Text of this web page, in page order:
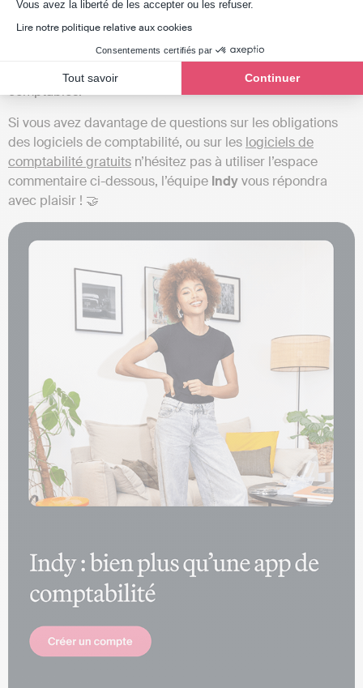
Vous avez la liberté de les accepter ou les refuser.
Lire notre politique relative aux cookies
Consentements certifiés par
Tout savoir Continuer
années fiscales, et remonter jusqu’à 10 ans si des
anomalies sont détectées. Utiliser un logiciel va vous
permettre facilement et durablement de conserver de
façon dématérialisée tous vos documents et déclarations
comptables.
Si vous avez davantage de questions sur les obligations
des logiciels de comptabilité, ou sur les logiciels de
comptabilité gratuits n’hésitez pas à utiliser l’espace
commentaire ci-dessous, l’équipe Indyvous répondra
avec plaisir ! 🤝